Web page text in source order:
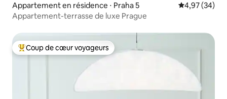
Appartement en résidence ⋅ Praha 5 Évaluation
4,97 (34)
Appartement-terrasse de luxe Prague
Coups de cœur voyageurs les plus appréciés
Coup de cœur voyageurs